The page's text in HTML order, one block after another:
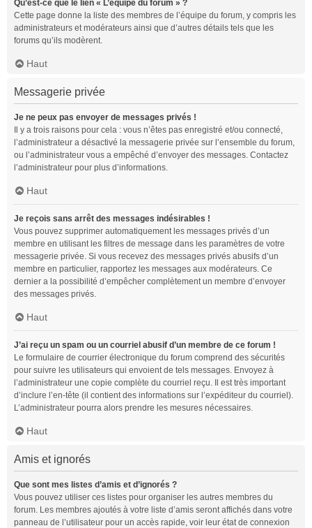
Qu’est-ce que le lien « L’équipe du forum » ?
Cette page donne la liste des membres de l’équipe du forum, y compris les
administrateurs et modérateurs ainsi que d’autres détails tels que les
forums qu’ils modèrent.
Haut
Messagerie privée
Je ne peux pas envoyer de messages privés !
Il y a trois raisons pour cela : vous n’êtes pas enregistré et/ou connecté,
l’administrateur a désactivé la messagerie privée sur l’ensemble du forum,
ou l’administrateur vous a empêché d’envoyer des messages. Contactez
l’administrateur pour plus d’informations.
Haut
Je reçois sans arrêt des messages indésirables !
Vous pouvez supprimer automatiquement les messages privés d’un
membre en utilisant les filtres de message dans les paramètres de votre
messagerie privée. Si vous recevez des messages privés abusifs d’un
membre en particulier, rapportez les messages aux modérateurs. Ce
dernier a la possibilité d’empêcher complètement un membre d’envoyer
des messages privés.
Haut
J’ai reçu un spam ou un courriel abusif d’un membre de ce forum !
Le formulaire de courrier électronique du forum comprend des sécurités
pour suivre les utilisateurs qui envoient de tels messages. Envoyez à
l’administrateur une copie complète du courriel reçu. Il est très important
d’inclure l’en-tête (il contient des informations sur l’expéditeur du courriel).
L’administrateur pourra alors prendre les mesures nécessaires.
Haut
Amis et ignorés
Que sont mes listes d’amis et d’ignorés ?
Vous pouvez utiliser ces listes pour organiser les autres membres du
forum. Les membres ajoutés à votre liste d’amis seront affichés dans votre
panneau de l’utilisateur pour un accès rapide, voir leur état de connexion